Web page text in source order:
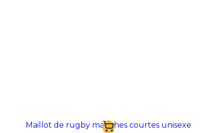
Maillot de rugby manches courtes unisexe